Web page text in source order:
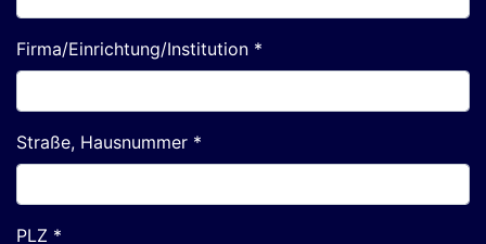
Firma/Einrichtung/Institution *
Straße, Hausnummer *
PLZ *